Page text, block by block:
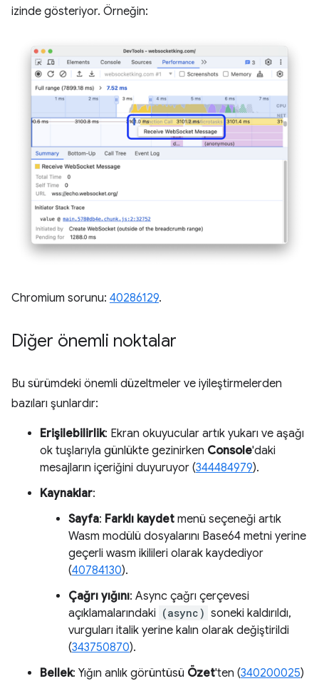
izinde gösteriyor. Örneğin:
Chromium sorunu: 40286129.
Diğer önemli noktalar
Bu sürümdeki önemli düzeltmeler ve iyileştirmelerden
bazıları şunlardır:
Erişilebilirlik: Ekran okuyucular artık yukarı ve aşağı
ok tuşlarıyla günlükte gezinirken Console'daki
mesajların içeriğini duyuruyor (344484979).
Kaynaklar:
Sayfa: Farklı kaydet menü seçeneği artık
Wasm modülü dosyalarını Base64 metni yerine
geçerli wasm ikilileri olarak kaydediyor
(40784130).
Çağrı yığını: Async çağrı çerçevesi
açıklamalarındaki (async) soneki kaldırıldı,
vurguları italik yerine kalın olarak değiştirildi
(343750870).
Bellek: Yığın anlık görüntüsü Özet'ten (340200025)